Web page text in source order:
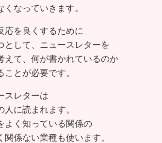
なっていきます。
応を良くするために
として、ニュースレターを
えて、何が書かれているのか
とが必要です。
スレターは
に読まれます。
よく知っている関係の
係ない業種も使います。